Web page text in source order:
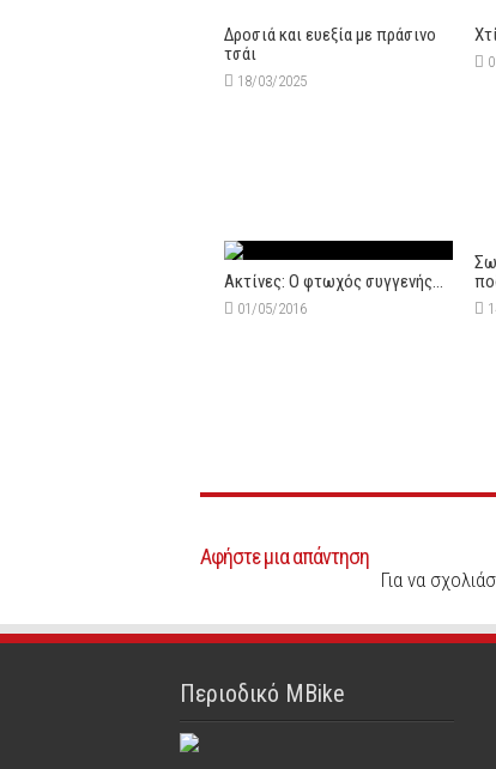
Δροσιά και ευεξία με πράσινο
τσάι
18/03/2025
Ακτίνες: Ο φτωχός συγγενής…
01/05/2016
Αφήστε μια απάντηση
Για να
Περιοδικό MBike